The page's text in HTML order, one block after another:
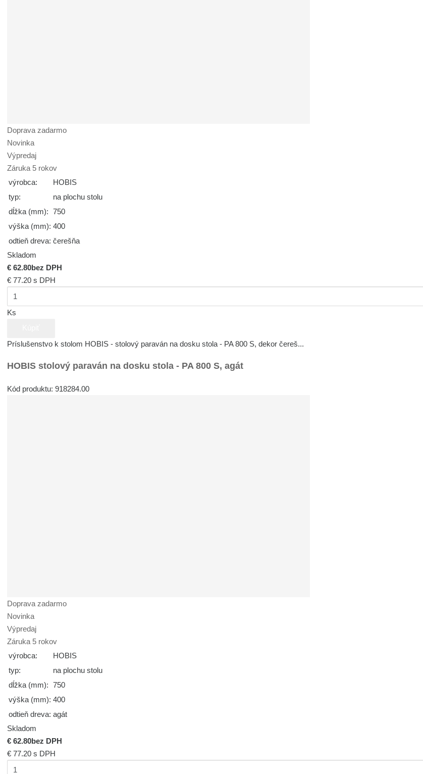
Doprava zadarmo
Novinka
Výpredaj
Záruka 5 rokov
výrobca:
HOBIS
typ:
na plochu stolu
dĺžka (mm): 750
výška (mm): 400
odtieň dreva: čerešňa
Skladom
€ 62.80bez DPH
€ 77.20s DPH
Ks
Príslušenstvo k stolom HOBIS - stolový paraván na dosku stola - PA 800 S, dekor čereš...
HOBIS stolový paraván na dosku stola - PA 800 S, agát
Kód produktu: 918284.00
Doprava zadarmo
Novinka
Výpredaj
Záruka 5 rokov
výrobca:
HOBIS
typ:
na plochu stolu
dĺžka (mm): 750
výška (mm): 400
odtieň dreva: agát
Skladom
€ 62.80bez DPH
€ 77.20s DPH